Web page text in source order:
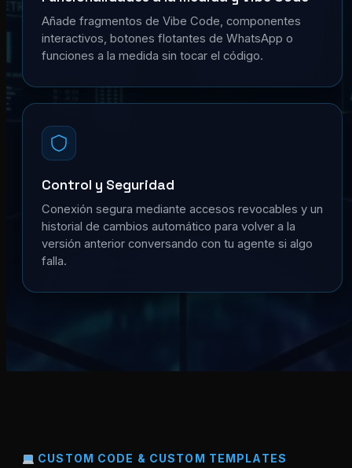
Añade fragmentos de Vibe Code, componentes
interactivos, botones flotantes de WhatsApp o
funciones a la medida sin tocar el código.
Control y Seguridad
Conexión segura mediante accesos revocables y un
historial de cambios automático para volver a la
versión anterior conversando con tu agente si algo
falla.
CUSTOM CODE & CUSTOM TEMPLATES